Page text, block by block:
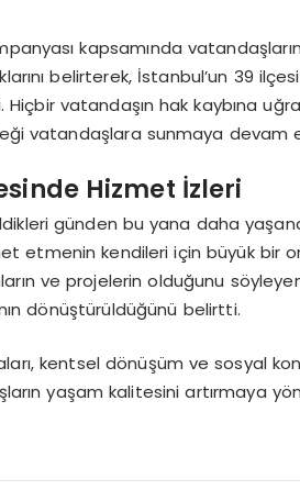
kapsamında
belirterek, İstanbul’un 39
vatandaşın hak kaybına
vatandaşlara sunmaya
Hizmet İzleri
günden bu yana daha
etmenin kendileri için büyük bir
ve projelerin olduğunu
dönüştürüldüğünü belirtti.
kentsel dönüşüm ve sosyal
yaşam kalitesini artırmaya